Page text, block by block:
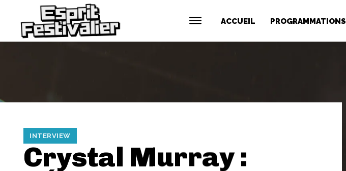
ACCUEIL PROGRAMMATIONS
INTERVIEW
Crystal Murray :